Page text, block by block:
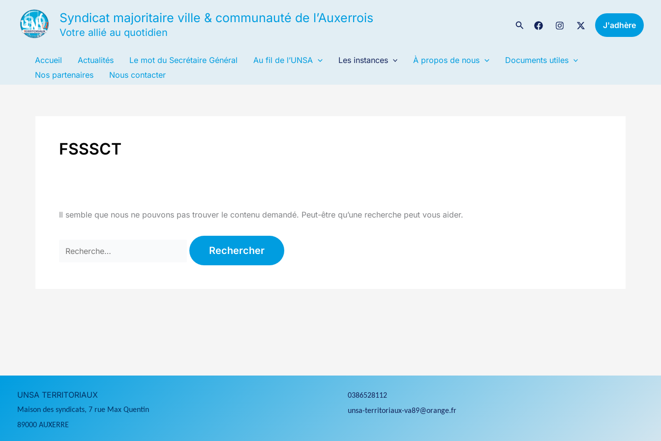
contenu
Syndicat majoritaire ville & communauté de l’Auxerrois
Votre allié au quotidien
Rechercher J'adhère
Accueil Actualités Le mot du Secrétaire Général Au fil de l’UNSA Les instances À propos de nous
Documents utiles
Nos partenaires
Nous contacter
FSSSCT
Il semble que nous ne pouvons pas trouver le contenu demandé. Peut-être qu’une recherche peut vous aider.
UNSA TERRITORIAUX
Maison des syndicats, 7 rue Max Quentin
89000 AUXERRE
0386528112
unsa-territoriaux-va89@orange.fr